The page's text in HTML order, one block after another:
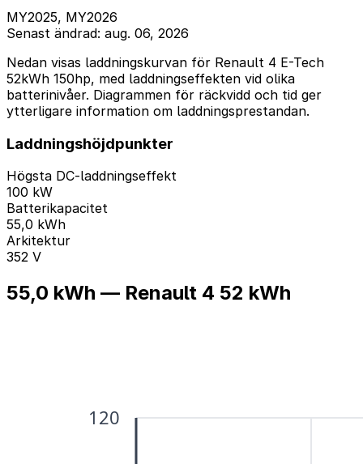
MY2025, MY2026
Senast ändrad: aug. 06, 2026
Nedan visas laddningskurvan för Renault 4 E-Tech
52kWh 150hp, med laddningseffekten vid olika
batterinivåer. Diagrammen för räckvidd och tid ger
ytterligare information om laddningsprestandan.
Laddningshöjdpunkter
Högsta DC-laddningseffekt
100 kW
Batterikapacitet
55,0 kWh
Arkitektur
352 V
55,0 kWh — Renault 4 52 kWh